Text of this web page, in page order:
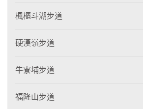
楓櫃斗湖步道
硬漢嶺步道
牛寮埔步道
福隆山步道